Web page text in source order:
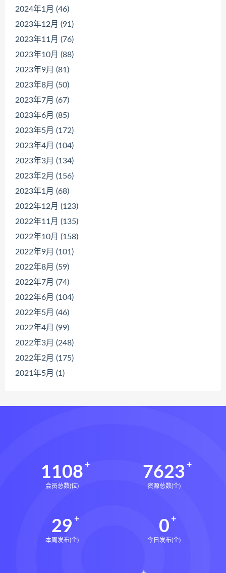
2024年1月 (46)
2023年12月 (91)
2023年11月 (76)
2023年10月 (88)
2023年9月 (81)
2023年8月 (50)
2023年7月 (67)
2023年6月 (85)
2023年5月 (172)
2023年4月 (104)
2023年3月 (134)
2023年2月 (156)
2023年1月 (68)
2022年12月 (123)
2022年11月 (135)
2022年10月 (158)
2022年9月 (101)
2022年8月 (59)
2022年7月 (74)
2022年6月 (104)
2022年5月 (46)
2022年4月 (99)
2022年3月 (248)
2022年2月 (175)
2021年5月 (1)
1108
会员总数(位)
7623
资源总数(个)
29
本周发布(个)
0
今日发布(个)